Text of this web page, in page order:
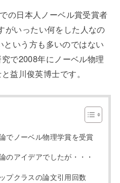
の日本人ノーベル賞受賞者
がいったい何をした人なの
という方も多いのではない
で2008年にノーベル物理
益川俊英博士です。
でノーベル物理学賞を受賞
のアイデアでしたが・・・
プクラスの論文引用回数